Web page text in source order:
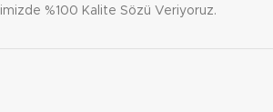
%100 Kalite Sözü Veriyoruz.